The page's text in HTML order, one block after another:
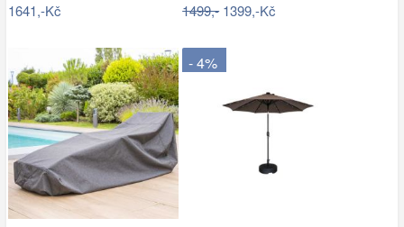
1641,-Kč 1499,-1399,-Kč
- 4%